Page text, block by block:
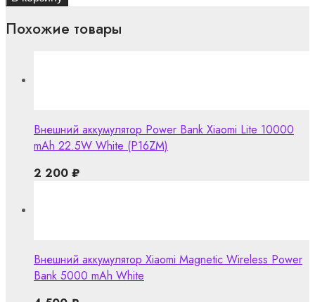
Похожие товары
Внешний аккумулятор Power Bank Xiaomi Lite 10000
mAh 22.5W White (P16ZM)
2 200 ₽
Внешний аккумулятор Xiaomi Magnetic Wireless Power
Bank 5000 mAh White